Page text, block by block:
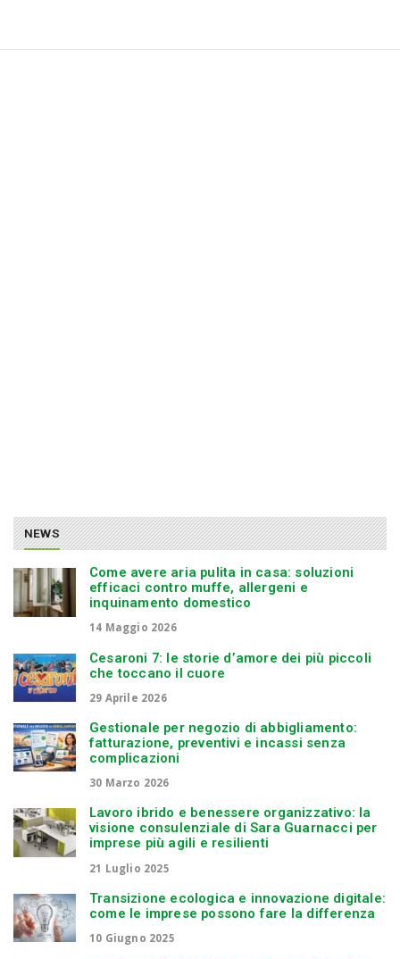
NEWS
Come avere aria pulita in casa: soluzioni
efficaci contro muffe, allergeni e
inquinamento domestico
14 Maggio 2026
Cesaroni 7: le storie d’amore dei più piccoli
che toccano il cuore
29 Aprile 2026
Gestionale per negozio di abbigliamento:
fatturazione, preventivi e incassi senza
complicazioni
30 Marzo 2026
Lavoro ibrido e benessere organizzativo: la
visione consulenziale di Sara Guarnacci per
imprese più agili e resilienti
21 Luglio 2025
Transizione ecologica e innovazione digitale:
come le imprese possono fare la differenza
10 Giugno 2025